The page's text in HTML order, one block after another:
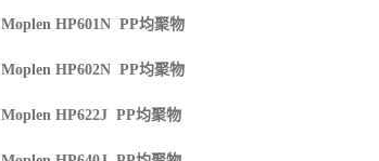
Moplen HP601N PP均聚物
Moplen HP602N PP均聚物
Moplen HP622J PP均聚物